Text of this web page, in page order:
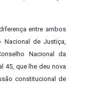
entre ambos
de Justiça,
Nacional da
45, que lhe deu nova
constitucional de